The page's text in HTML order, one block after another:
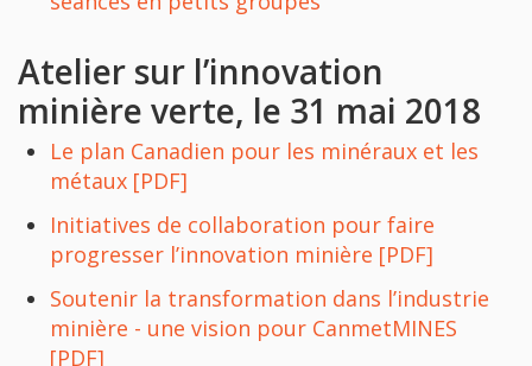
Atelier sur l’innovation
minière verte, le 31 mai 2018
Le plan Canadien pour les minéraux et les
métaux [PDF]
Initiatives de collaboration pour faire
progresser l’innovation minière [PDF]
Soutenir la transformation dans l’industrie
minière - une vision pour CanmetMINES
[PDF]